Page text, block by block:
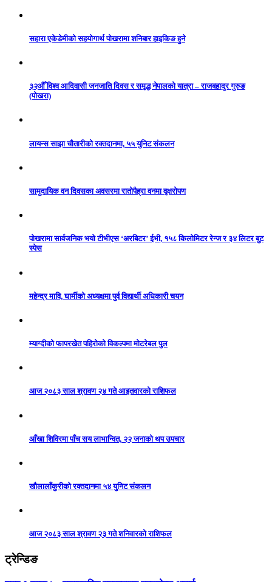
सहारा एकेडेमीको सहयोगार्थ पोखरामा शनिबार हाइकिङ हुने
३२औँ विश्व आदिवासी जनजाति दिवस र समृद्ध नेपालको यात्रा – राजबहादुर गुरुङ
(पोखरा)
लायन्स साझा चौतारीको रक्तदानमा, ५५ युनिट संकलन
सामुदायिक वन दिवसका अवसरमा रातोपैह्रा वनमा वृक्षरोपण
पोखरामा सार्वजनिक भयो टीभीएस ‘अरबिटर’ ईभी, १५८ किलोमिटर रेन्ज र ३४ लिटर बुट
स्पेस
महेन्द्र मावि, घार्मीको अध्यक्षमा पुर्व विद्यार्थी अधिकारी चयन
म्याग्दीको फापरखेत पहिरोको विकल्पमा मोटरेबल पुल
आज २०८३ साल श्रावण २४ गते आइतवारको राशिफल
आँखा शिविरमा पाँच सय लाभान्वित, २२ जनाको थप उपचार
खौलालाँकुरीको रक्तदानमा ५४ युनिट संकलन
आज २०८३ साल श्रावण २३ गते शनिवारको राशिफल
ट्रेन्डिङ